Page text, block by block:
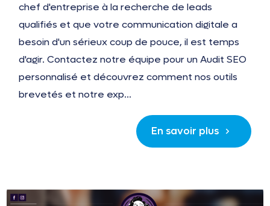
chef d'entreprise à la recherche de leads
qualifiés et que votre communication digitale a
besoin d'un sérieux coup de pouce, il est temps
d'agir. Contactez notre équipe pour un Audit SEO
personnalisé et découvrez comment nos outils
brevetés et notre exp...
En savoir plus